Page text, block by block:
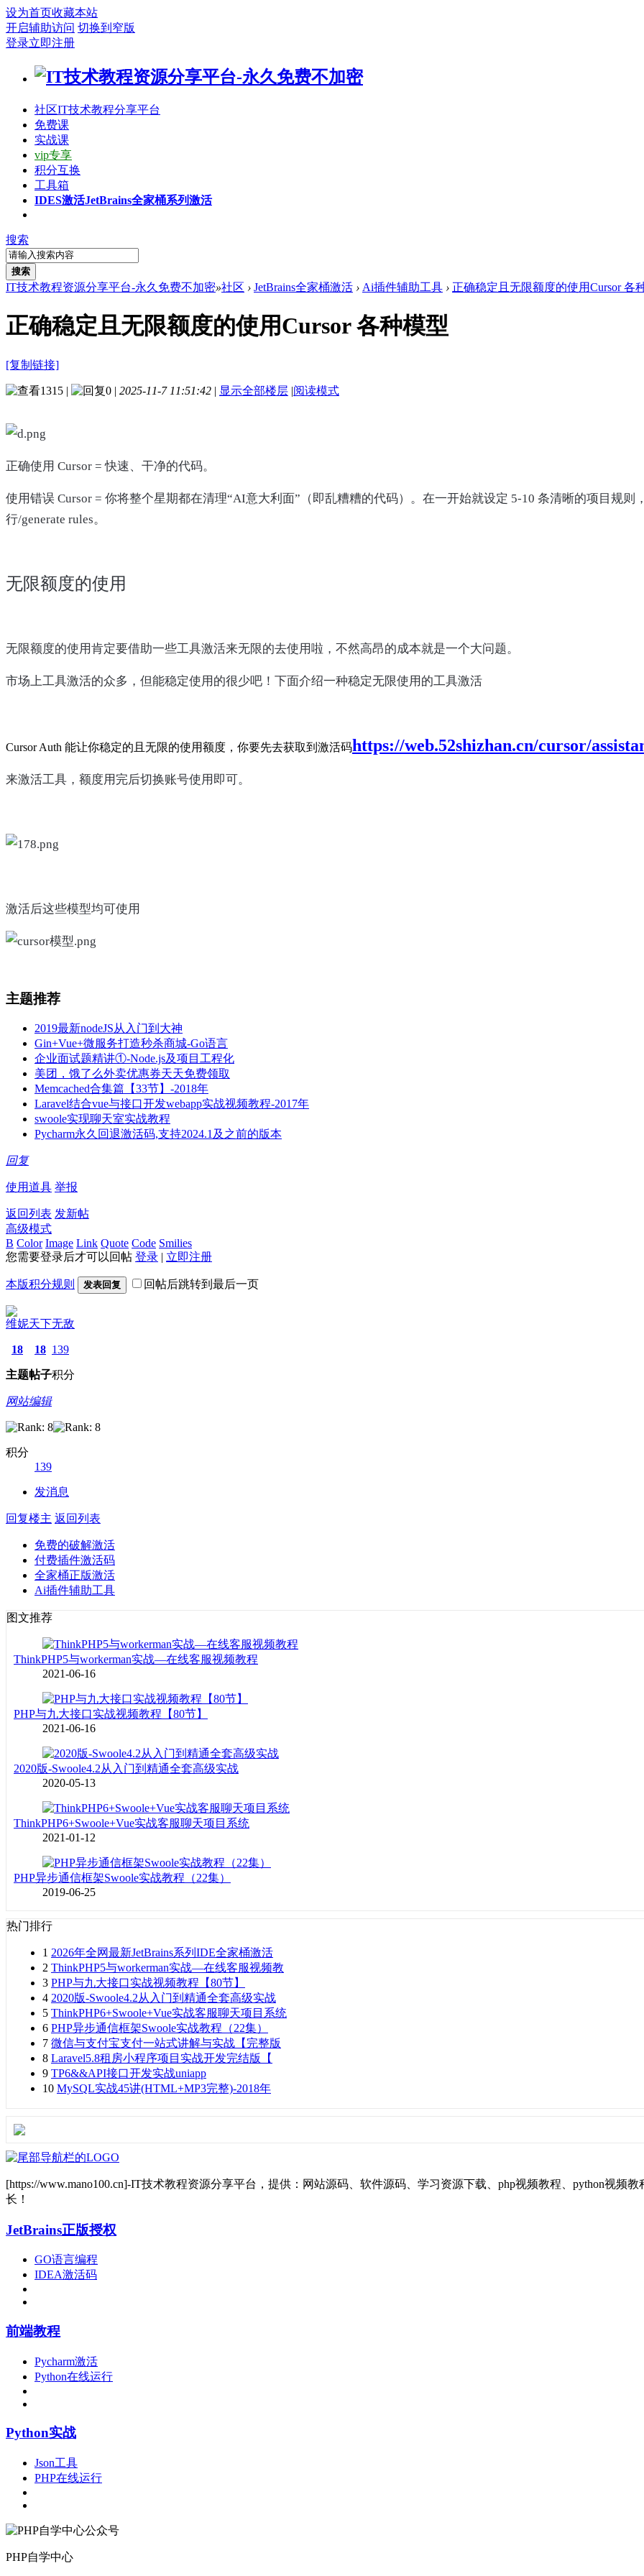
设为首页收藏本站
开启辅助访问 切换到窄版
登录立即注册
社区IT技术教程分享平台
免费课
实战课
vip专享
积分互换
工具箱
IDES激活JetBrains全家桶系列激活
搜索
搜索
IT技术教程资源分享平台-永久免费不加密»社区 › JetBrains全家桶激活 › Ai插件辅助工具 › 正确稳定且无限额度的使用Cursor 各
正确稳定且无限额度的使用Cursor 各种模型
[复制链接]
1315 | 0 | 2025-11-7 11:51:42 | 显示全部楼层 |阅读模式
正确使用 Cursor = 快速、干净的代码。
使用错误 Cursor = 你将整个星期都在清理“AI意大利面”（即乱糟糟的代码）。在一开始就设定 5-10 条清晰的项目规
行/generate rules。
无限额度的使用
无限额度的使用肯定要借助一些工具激活来无限的去使用啦，不然高昂的成本就是一个大问题。
市场上工具激活的众多，但能稳定使用的很少吧！下面介绍一种稳定无限使用的工具激活
Cursor Auth 能让你稳定的且无限的使用额度，你要先去获取到激活码https://web.52shizhan.cn/cursor/
来激活工具，额度用完后切换账号使用即可。
激活后这些模型均可使用
主题推荐
2019最新nodeJS从入门到大神
Gin+Vue+微服务打造秒杀商城-Go语言
企业面试题精讲①-Node.js及项目工程化
美团，饿了么外卖优惠券天天免费领取
Memcached合集篇【33节】-2018年
Laravel结合vue与接口开发webapp实战视频教程-2017年
swoole实现聊天室实战教程
Pycharm永久回退激活码,支持2024.1及之前的版本
回复
使用道具 举报
返回列表 发新帖
高级模式
B Color Image Link Quote Code Smilies
您需要登录后才可以回帖 登录 | 立即注册
本版积分规则 发表回复 回帖后跳转到最后一页
维妮天下无敌
18
主题
18
帖子
139
积分
网站编辑
积分
139
发消息
回复楼主 返回列表
免费的破解激活
付费插件激活码
全家桶正版激活
Ai插件辅助工具
图文推荐
ThinkPHP5与workerman实战—在线客服视频教程
2021-06-16
PHP与九大接口实战视频教程【80节】
2021-06-16
2020版-Swoole4.2从入门到精通全套高级实战
2020-05-13
ThinkPHP6+Swoole+Vue实战客服聊天项目系统
2021-01-12
PHP异步通信框架Swoole实战教程（22集）
2019-06-25
热门排行
1 2026年全网最新JetBrains系列IDE全家桶激活
2 ThinkPHP5与workerman实战—在线客服视频教
3 PHP与九大接口实战视频教程【80节】
4 2020版-Swoole4.2从入门到精通全套高级实战
5 ThinkPHP6+Swoole+Vue实战客服聊天项目系统
6 PHP异步通信框架Swoole实战教程（22集）
7 微信与支付宝支付一站式讲解与实战【完整版
8 Laravel5.8租房小程序项目实战开发完结版【
9 TP6&&API接口开发实战uniapp
10 MySQL实战45讲(HTML+MP3完整)-2018年
[https://www.mano100.cn]-IT技术教程资源分享平台，提供：网站源码、软件源码、学习资源下载、php视频教程、python视频
长！
JetBrains正版授权
GO语言编程
IDEA激活码
前端教程
Pycharm激活
Python在线运行
Python实战
Json工具
PHP在线运行
PHP自学中心